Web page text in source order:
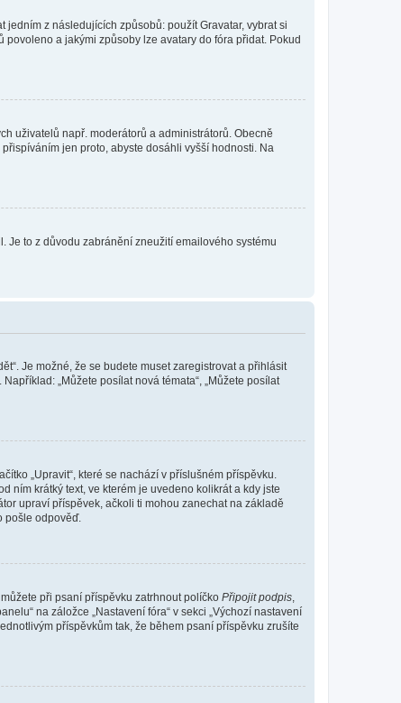
jedním z následujících způsobů: použít Gravatar, vybrat si
a jakými způsoby lze avatary do fóra přidat. Pokud
uživatelů např. moderátorů a administrátorů. Obecně
jen proto, abyste dosáhli vyšší hodnosti. Na
Je to z důvodu zabránění zneužití emailového systému
Je možné, že se budete muset zaregistrovat a přihlásit
„Můžete posílat nová témata“, „Můžete posílat
„Upravit“, které se nachází v příslušném příspěvku.
ním krátký text, ve kterém je uvedeno kolikrát a kdy jste
upraví příspěvek, ačkoli ti mohou zanechat na základě
pošle odpověď.
při psaní příspěvku zatrhnout políčko Připojit podpis
na záložce „Nastavení fóra“ v sekci „Výchozí nastavení
příspěvkům tak, že během psaní příspěvku zrušíte